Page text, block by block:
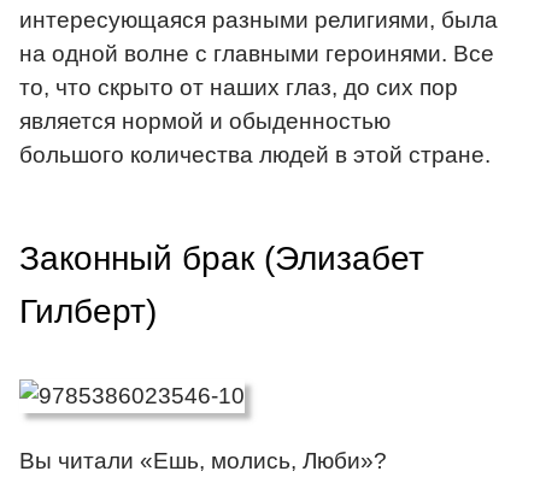
интересующаяся разными религиями, была
на одной волне с главными героинями. Все
то, что скрыто от наших глаз, до сих пор
является нормой и обыденностью
большого количества людей в этой стране.
Законный брак (Элизабет
Гилберт)
Вы читали «Ешь, молись, Люби»?